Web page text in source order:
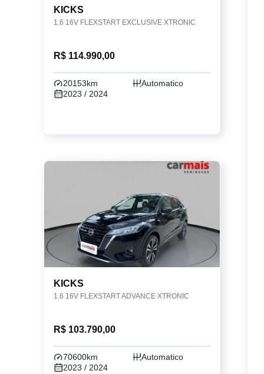
KICKS
1.6 16V FLEXSTART EXCLUSIVE XTRONIC
R$ 114.990,00
20153km
Automatico
2023 / 2024
KICKS
1.6 16V FLEXSTART ADVANCE XTRONIC
R$ 103.790,00
70600km
Automatico
2023 / 2024